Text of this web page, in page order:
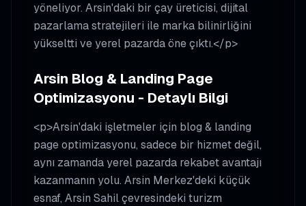
yöneliyor. Arsin'daki bir çay üreticisi, dijital
pazarlama stratejileri ile marka bilinirliğini
yükseltti ve yerel pazarda öne çıktı.</p>
Arsin Blog & Landing Page
Optimizasyonu - Detaylı Bilgi
<p>Arsin'daki işletmeler için blog & landing
page optimizasyonu, sadece bir hizmet değil,
aynı zamanda yerel pazarda rekabet avantajı
kazanmanın yolu. Arsin Merkez'deki küçük
esnaf, Arsin Sahil çevresindeki turizm